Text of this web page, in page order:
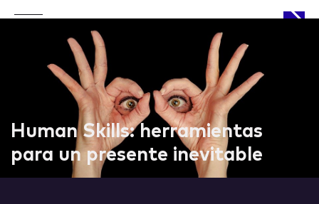
Human Skills: herramientas
para un presente inevitable
APPROACH
WORKS